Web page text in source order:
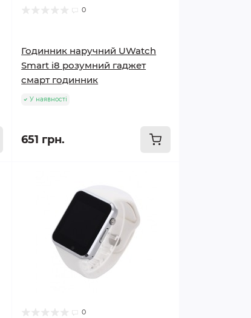
0
Годинник наручний UWatch
Smart i8 розумний гаджет
смарт годинник
У наявності
651 грн.
0